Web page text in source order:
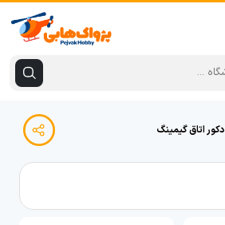
دکور اتاق گیمینگ